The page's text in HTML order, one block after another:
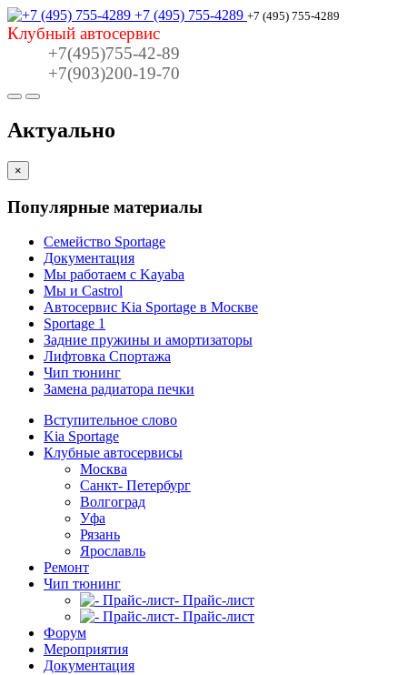
+7 (495) 755-4289 +7 (495) 755-4289
Клубный автосервис
+7(495)755-42-89
+7(903)200-19-70
Актуально
×
Популярные материалы
Семейство Sportage
Документация
Мы работаем с Kayaba
Мы и Castrol
Автосервис Kia Sportage в Москве
Sportage 1
Задние пружины и амортизаторы
Лифтовка Спортажа
Чип тюнинг
Замена радиатора печки
Вступительное слово
Kia Sportage
Клубные автосервисы
Москва
Санкт- Петербург
Волгоград
Уфа
Рязань
Ярославль
Ремонт
Чип тюнинг
- Прайс-лист
- Прайс-лист
Форум
Мероприятия
Документация